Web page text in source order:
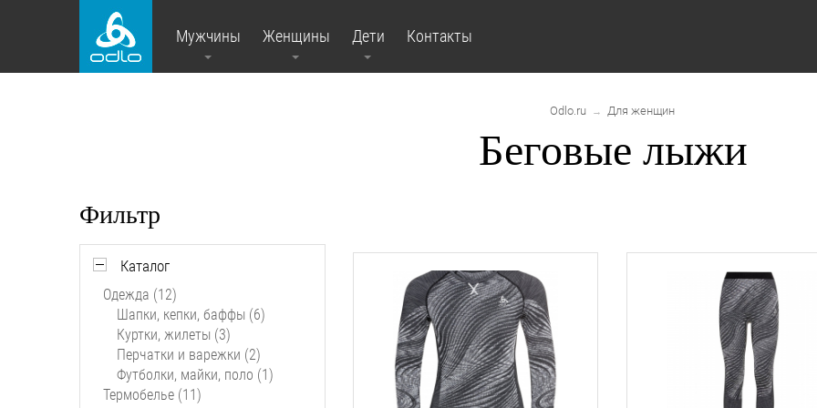
Мужчины Женщины Дети Контакты
Odlo.ru → Для женщин
Беговые лыжи
Фильтр
Каталог
Одежда (12)
Шапки, кепки, баффы (6)
Куртки, жилеты (3)
Перчатки и варежки (2)
Футболки, майки, поло (1)
Термобелье (11)